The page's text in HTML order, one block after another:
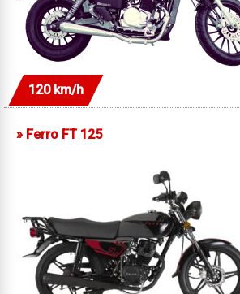
120 km/h
» Ferro FT 125